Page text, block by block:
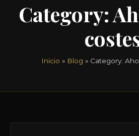
Category:
Inicio » Blog » Category: